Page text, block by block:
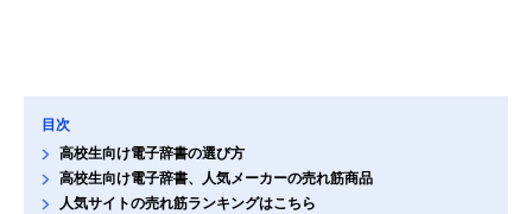
目次
高校生向け電子辞書の選び方
高校生向け電子辞書、人気メーカーの売れ筋商品
人気サイトの売れ筋ランキングはこちら